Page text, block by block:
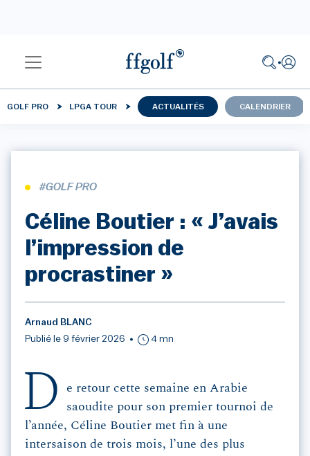
GOLF PRO LPGA TOUR ACTUALITÉS CALENDRIER
#GOLF PRO
Céline Boutier : « J’avais
l’impression de
procrastiner »
Arnaud BLANC
Publié le 9 février 2026
4 mn
D
e retour cette semaine en Arabie
saoudite pour son premier tournoi de
l’année, Céline Boutier met fin à une
intersaison de trois mois, l’une des plus